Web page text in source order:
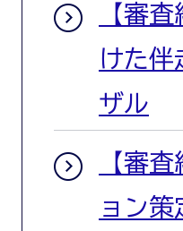
【審
けた伴
ザル
【審
ョン